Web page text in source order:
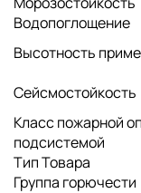
Водопоглощение
Высотность
Сейсмостойкость
Класс пожарной
подсистемой
Тип Товара
Группа горючести